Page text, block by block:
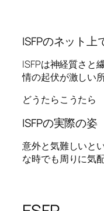
ISFPのネット上
ISFPは神経質さと
情の起伏が激しい
どうたらこうたら
ISFPの実際の姿
意外と気難しいと
な時でも周りに気